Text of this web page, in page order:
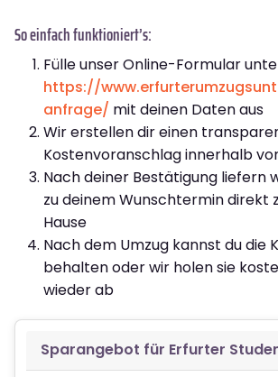
So einfach funktioniert’s:
Fülle unser Online-Formular
https://
anfrage/ mit deinen Daten aus
Wir erstellen dir einen
Kostenvoranschlag innerhalb
Nach deiner Bestätigung liefern
zu deinem Wunschtermin direkt
Hause
Nach dem Umzug kannst du die
behalten oder wir holen sie
wieder ab
Sparangebot für Erfurter